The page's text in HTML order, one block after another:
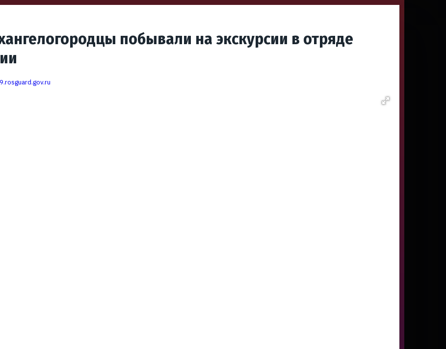
побывали на экскурсии в отряде